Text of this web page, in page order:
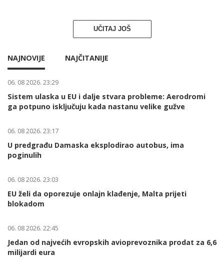
UČITAJ JOŠ
NAJNOVIJE NAJČITANIJE
06. 08 2026. 23:29
Sistem ulaska u EU i dalje stvara probleme: Aerodromi
ga potpuno isključuju kada nastanu velike gužve
06. 08 2026. 23:17
U predgrađu Damaska eksplodirao autobus, ima
poginulih
06. 08 2026. 23:03
EU želi da oporezuje onlajn klađenje, Malta prijeti
blokadom
06. 08 2026. 22:45
Jedan od najvećih evropskih avioprevoznika prodat za 6,6
milijardi eura